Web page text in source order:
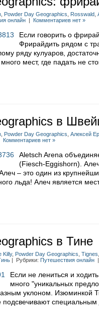
Powder Day Geographics Rosswald
онлайн | Комментариев нет »
Если говорить о
Фрирайдить рядом с
ряду кулуаров,
мест, где падать не
в
Powder Day Geographics Алексей
Комментариев нет »
Aletsch Arena
(Fiesch-Eggishorn). Алеч
– это один из
льда! Алеч является
в Тине
Killy, Powder Day Geographics Tignes
| Рубрики: Путешествия онлайн |
Если не лениться и
много "уникальных
уклоном. Изюминкой
специальным